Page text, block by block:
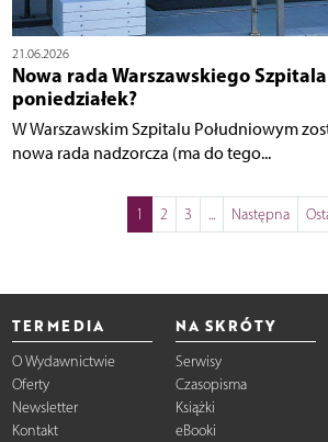
21.06.2026
Nowa rada Warszawskiego
poniedziałek?
W Warszawskim Szpitalu Południowym
nowa rada nadzorcza (ma do tego...
1 2 3 ... Następna
TERMEDIA
O Wydawnictwie
Oferty
Newsletter
Kontakt
NA SKRÓTY
Serwisy
Czasopisma
Książki
eBooki